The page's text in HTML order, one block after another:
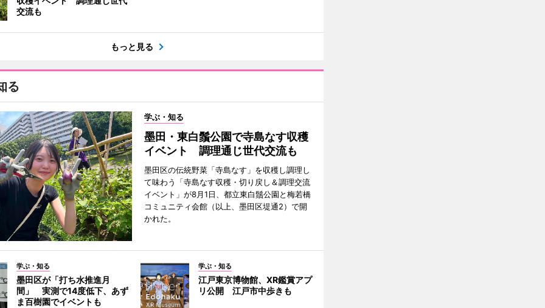
交流も
もっと見る
る
学ぶ・知る
墨田・東白鬚公園で寺島なす収穫
イベント 調理通じ世代交流も
墨田区の伝統野菜「寺島なす」を収穫し調理し
て味わう「寺島なす収穫・切り戻し＆調理交流
イベント」が8月1日、都立東白鬚公園と梅若橋
コミュニティ会館（以上、墨田区堤通2）で開
かれた。
学ぶ・知る
墨田区が「打ち水推進月
間」 実測で14度低下、あず
ま百樹園でイベントも
学ぶ・知る
江戸東京博物館、XR鑑賞アプ
リ公開 江戸市中歩きも